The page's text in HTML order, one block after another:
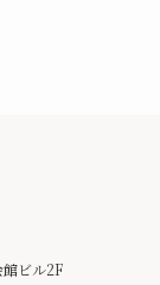
ビル2F